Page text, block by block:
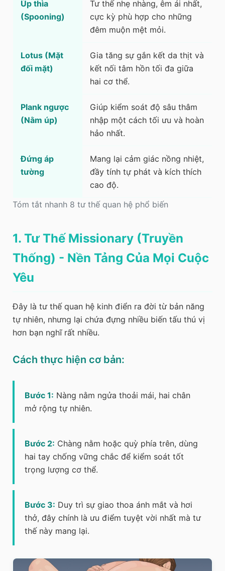
Tóm tắt nhanh 8 tư thế quan hệ phổ biến
Úp thìa
(Spooning)
Tư thế nhẹ nhàng, êm ái nhất,
cực kỳ phù hợp cho những
đêm muộn mệt mỏi.
Lotus (Mặt
đối mặt)
Gia tăng sự gắn kết da thịt và
kết nối tâm hồn tối đa giữa
hai cơ thể.
Plank ngược
(Nằm úp)
Giúp kiểm soát độ sâu thâm
nhập một cách tối ưu và hoàn
hảo nhất.
Đứng áp
tường
Mang lại cảm giác nồng nhiệt,
đầy tính tự phát và kích thích
cao độ.
1. Tư Thế Missionary (Truyền
Thống) - Nền Tảng Của Mọi Cuộc
Yêu
Đây là tư thế quan hệ kinh điển ra đời từ bản năng
tự nhiên, nhưng lại chứa đựng nhiều biến tấu thú vị
hơn bạn nghĩ rất nhiều.
Cách thực hiện cơ bản:
Bước 1: Nàng nằm ngửa thoải mái, hai chân
mở rộng tự nhiên.
Bước 2: Chàng nằm hoặc quỳ phía trên, dùng
hai tay chống vững chắc để kiểm soát tốt
trọng lượng cơ thể.
Bước 3: Duy trì sự giao thoa ánh mắt và hơi
thở, đây chính là ưu điểm tuyệt vời nhất mà tư
thế này mang lại.